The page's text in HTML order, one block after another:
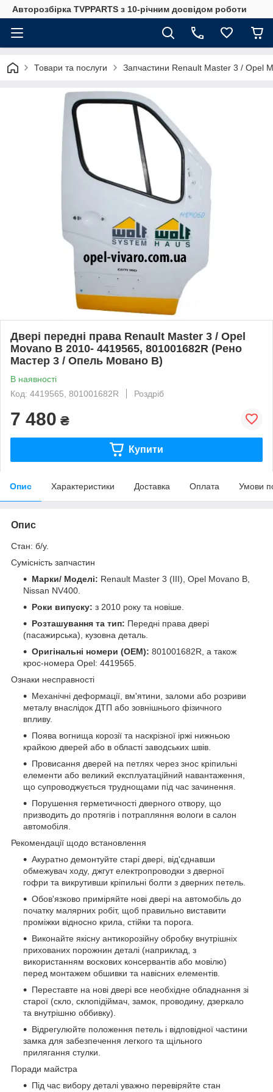
Авторозбірка TVPPARTS з 10-річним досвідом роботи
Товари та послуги Запчастини Renault Master 3 / Opel
Двері передні права Renault Master 3 / Opel
Movano B 2010- 4419565, 801001682R (Рено
Мастер 3 / Опель Мовано B)
В наявності
Код: 4419565, 801001682R
Роздріб
7 480 ₴
Купити
Опис Характеристики Доставка Оплата Умови
Опис
Стан: б/у.
Сумісність запчастин
Марки/ Моделі: Renault Master 3 (III), Opel Movano B,
Nissan NV400.
Роки випуску: з 2010 року та новіше.
Розташування та тип: Передні права двері
(пасажирська), кузовна деталь.
Оригінальні номери (OEM): 801001682R, а також
крос-номера Opel: 4419565.
Ознаки несправності
Механічні деформації, вм'ятини, заломи або розриви
металу внаслідок ДТП або зовнішнього фізичного
впливу.
Поява вогнища корозії та наскрізної іржі нижньою
крайкою дверей або в області заводських швів.
Провисання дверей на петлях через знос кріпильні
елементи або великий експлуатаційний навантаження,
що супроводжується труднощами під час зачинення.
Порушення герметичності дверного отвору, що
призводить до протягів і потрапляння вологи в салон
автомобіля.
Рекомендації щодо встановлення
Акуратно демонтуйте старі двері, від'єднавши
обмежувач ходу, джгут електропроводки з дверної
гофри та викрутивши кріпильні болти з дверних петель.
Обов'язково приміряйте нові двері на автомобіль до
початку малярних робіт, щоб правильно виставити
проміжки відносно крила, стійки та порога.
Виконайте якісну антикорозійну обробку внутрішніх
прихованих порожнин деталі (наприклад, з
використанням воскових консервантів або мовілю)
перед монтажем обшивки та навісних елементів.
Переставте на нові двері все необхідне обладнання зі
старої (скло, склопідіймач, замок, проводину, дзеркало
та внутрішню оббивку).
Відрегулюйте положення петель і відповідної частини
замка для забезпечення легкого та щільного
прилягання стулки.
Поради майстра
Під час вибору деталі уважно перевіряйте стан